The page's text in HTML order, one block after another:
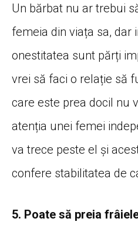
Un bărbat nu ar trebui
femeia din viața sa, dar
onestitatea sunt părți
vrei să faci o relație să
care este prea docil nu
atenția unei femei
va trece peste el și
confere stabilitatea de
5. Poate să preia